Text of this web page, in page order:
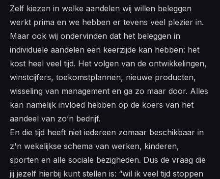
Zelf kiezen in welke aandelen wij willen beleggen
werkt prima en we hebben er tevens veel plezier in.
Maar ook wij ondervinden dat het beleggen in
individuele aandelen een keerzijde kan hebben: het
kost heel veel tijd. Het volgen van de ontwikkelingen,
winstcijfers, toekomstplannen, nieuwe producten,
wisseling van management en ga zo maar door. Alles
kan namelijk invloed hebben op de koers van het
aandeel van zo’n bedrijf.
En die tijd heeft niet iedereen zomaar beschikbaar in
z'n wekelijkse schema van werken, kinderen,
sporten en alle sociale bezigheden. Dus de vraag die
jij jezelf hierbij kunt stellen is: “wil ik veel tijd stoppen